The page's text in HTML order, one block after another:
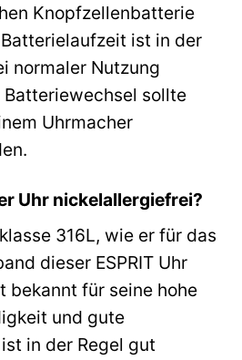
Knopfzellenbatterie
ist in der
normaler Nutzung
Batteriewechsel sollte
Uhrmacher
Uhr nickelallergiefrei?
316L, wie er für das
dieser ESPRIT Uhr
bekannt für seine hohe
und gute
in der Regel gut